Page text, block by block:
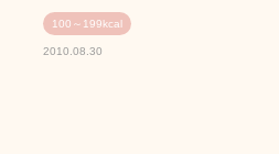
100～199kcal
2010.08.30